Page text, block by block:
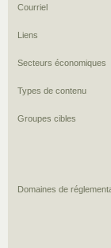
Courriel
Liens
Secteurs économiques
Types de contenu
Groupes cibles
Domaines de